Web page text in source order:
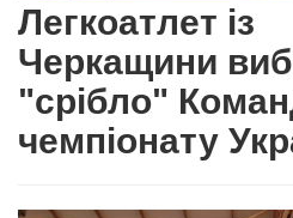
Легкоатлет із
Черкащини
"срібло"
чемпіонату